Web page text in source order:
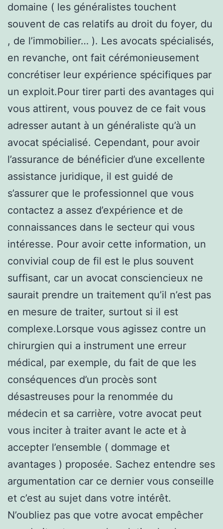
domaine ( les généralistes touchent
souvent de cas relatifs au droit du foyer, du
, de l’immobilier… ). Les avocats spécialisés,
en revanche, ont fait cérémonieusement
concrétiser leur expérience spécifiques par
un exploit.Pour tirer parti des avantages qui
vous attirent, vous pouvez de ce fait vous
adresser autant à un généraliste qu’à un
avocat spécialisé. Cependant, pour avoir
l’assurance de bénéficier d’une excellente
assistance juridique, il est guidé de
s’assurer que le professionnel que vous
contactez a assez d’expérience et de
connaissances dans le secteur qui vous
intéresse. Pour avoir cette information, un
convivial coup de fil est le plus souvent
suffisant, car un avocat consciencieux ne
saurait prendre un traitement qu’il n’est pas
en mesure de traiter, surtout si il est
complexe.Lorsque vous agissez contre un
chirurgien qui a instrument une erreur
médical, par exemple, du fait de que les
conséquences d’un procès sont
désastreuses pour la renommée du
médecin et sa carrière, votre avocat peut
vous inciter à traiter avant le acte et à
accepter l’ensemble ( dommage et
avantages ) proposée. Sachez entendre ses
argumentation car ce dernier vous conseille
et c’est au sujet dans votre intérêt.
N’oubliez pas que votre avocat empêcher